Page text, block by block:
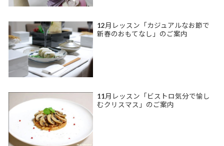
12月レッスン「カジュアルなお節で
新春のおもてなし」のご案内
11月レッスン「ビストロ気分で愉し
むクリスマス」のご案内